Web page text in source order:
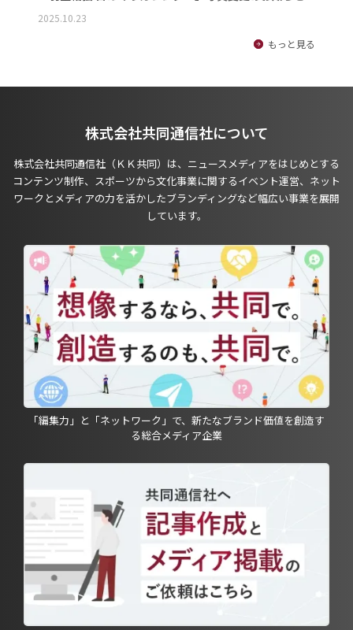
2025.10.23
もっと見る
株式会社共同通信社について
株式会社共同通信社（ＫＫ共同）は、ニュースメディアをはじめとする
コンテンツ制作、スポーツから文化事業に関するイベント運営、ネット
ワークとメディアの力を活かしたブランディングなど幅広い事業を展開
しています。
「編集力」と「ネットワーク」で、新たなブランド価値を創造す
る総合メディア企業